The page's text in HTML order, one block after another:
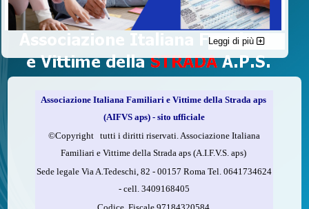
C'è un modo di contribuire alle attività dell’A.I.F.V.S. a favore
delle vittime della strada e per dare giustizia ai superstiti ed ai
loro familiari che non costa nulla: devolvere il 5 per mille della
Compila la scheda CUD o del modello 730.
Firma nel riquadro indicato come “Sostegno delle
organizzazioni non lucrative di utilità sociale, delle associazioni
Indica nel riquadro il codice fiscale dell’A.I.F.V.S.:
Leggi di più
Associazione Italiana Familiari e Vittime della Strada aps
(AIFVS aps) - sito ufficiale
©​Copyright tutti i diritti riservati. Associazione Italiana
Familiari e Vittime della Strada aps (A.I.F.V.S. aps)
Sede legale Via A.Tedeschi, 82 - 00157 Roma Tel. 0641734624
-cell.3409168405